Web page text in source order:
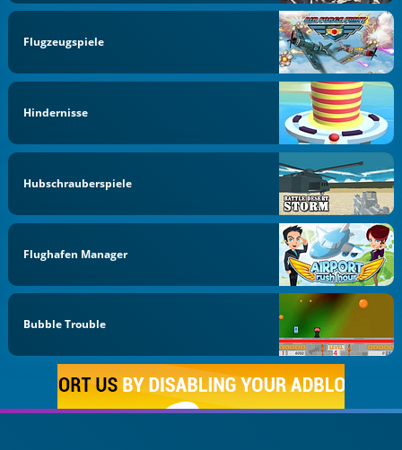
Flugzeugspiele
Hindernisse
Hubschrauberspiele
Flughafen Manager
Bubble Trouble